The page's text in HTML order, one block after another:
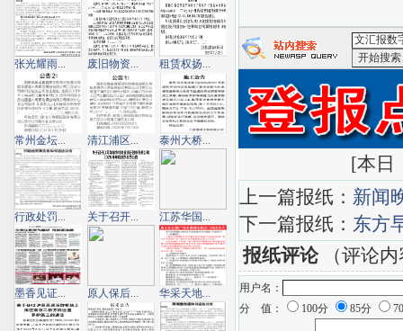
[本日
上一篇报纸： 新闻
下一篇报纸： 东方
报纸评论（评论内
用户名：
分 值：
100分 85分
张光耀雨... 废旧物资... 租赁权扬...
常州金坛... 清江浦区... 泰州大桥...
行政处罚... 关于召开... 江苏华国...
墨香见证... 原人保后... 华采天地...